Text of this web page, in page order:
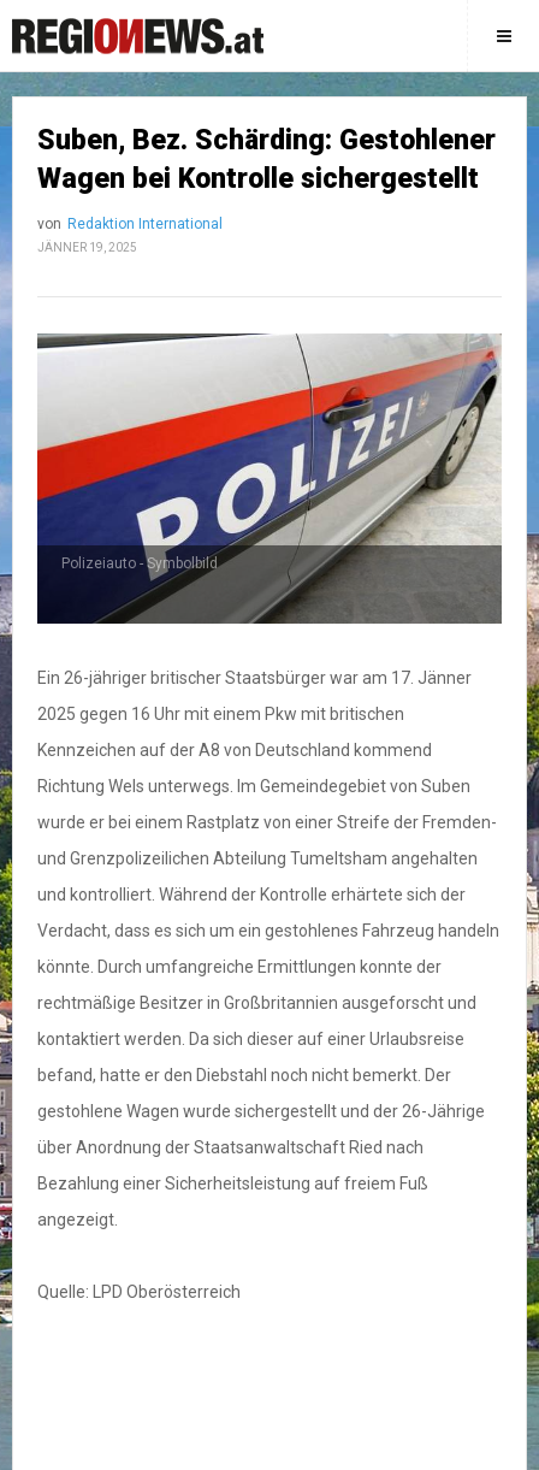
Suben, Bez. Schärding: Gestohlener
Wagen bei Kontrolle sichergestellt
von Redaktion International
JÄNNER 19, 2025
Polizeiauto - Symbolbild
Ein 26-jähriger britischer Staatsbürger war am 17. Jänner
2025 gegen 16 Uhr mit einem Pkw mit britischen
Kennzeichen auf der A8 von Deutschland kommend
Richtung Wels unterwegs. Im Gemeindegebiet von Suben
wurde er bei einem Rastplatz von einer Streife der Fremden-
und Grenzpolizeilichen Abteilung Tumeltsham angehalten
und kontrolliert. Während der Kontrolle erhärtete sich der
Verdacht, dass es sich um ein gestohlenes Fahrzeug handeln
könnte. Durch umfangreiche Ermittlungen konnte der
rechtmäßige Besitzer in Großbritannien ausgeforscht und
kontaktiert werden. Da sich dieser auf einer Urlaubsreise
befand, hatte er den Diebstahl noch nicht bemerkt. Der
gestohlene Wagen wurde sichergestellt und der 26-Jährige
über Anordnung der Staatsanwaltschaft Ried nach
Bezahlung einer Sicherheitsleistung auf freiem Fuß
angezeigt.
Quelle: LPD Oberösterreich